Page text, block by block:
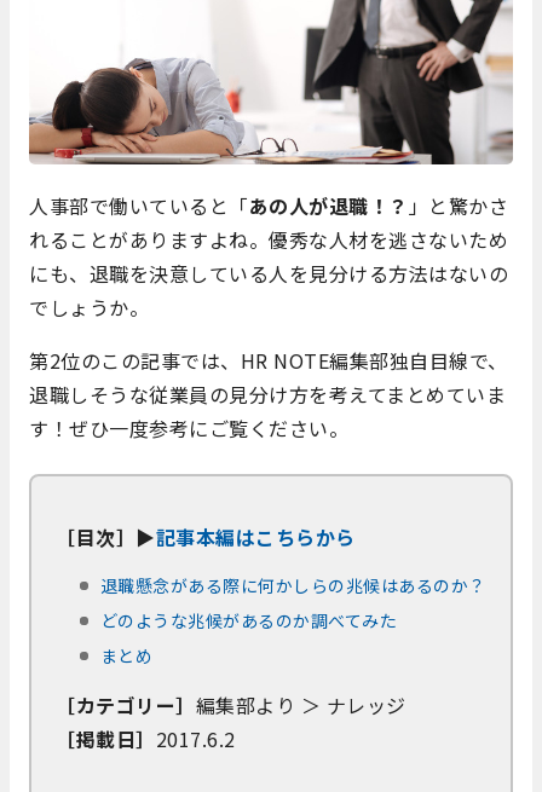
人事部で働いていると「あの人が退職！？ 」と驚かさ
れることがありますよね。優秀な人材を逃さないため
にも、退職を決意している人を見分ける方法はないの
でしょうか。
第2位のこの記事では、HR NOTE編集部独自目線で、
退職しそうな従業員の見分け方を考えてまとめていま
す！ぜひ一度参考にご覧ください。
［目次］▶記事本編はこちらから
退職懸念がある際に何かしらの兆候はあるのか？
どのような兆候があるのか調べてみた
まとめ
［カテゴリー］ 編集部より ＞ ナレッジ
［掲載日］ 2017.6.2